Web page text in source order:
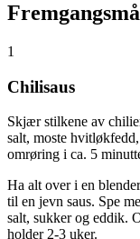
1
Chilisaus
Skjær stilkene av
salt, moste
omrøring i ca. 5
Ha alt over i en
til en jevn saus. Spe
salt, sukker og eddik.
holder 2-3 uker.